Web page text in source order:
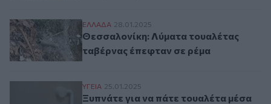
Θεσσαλονίκη: Λύματα τουαλέτας
ΕΛΛAΔΑ 28.01.2025
Θεσσαλονίκη: Λύματα τουαλέτας
ταβέρνας έπεφταν σε ρέμα
Ξυπνάτε για να πάτε τουαλέτα μέσα στη
ΥΓΕΙΑ 25.01.2025
Ξυπνάτε για να πάτε τουαλέτα μέσα